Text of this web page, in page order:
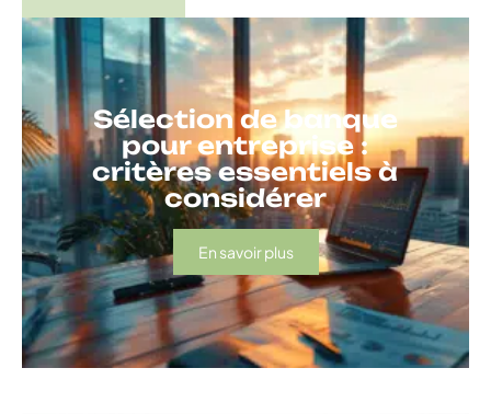
Sélection de banque
pour entreprise :
critères essentiels à
considérer
En savoir plus